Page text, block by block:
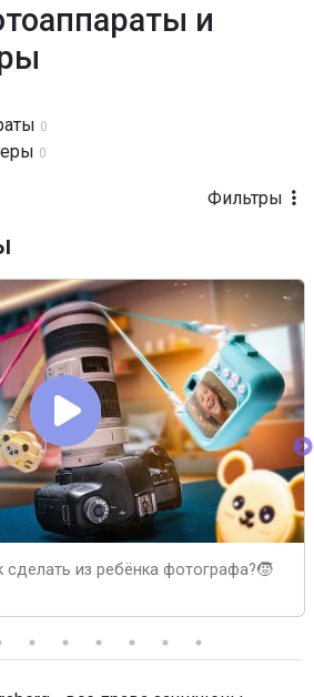
и
0
0
Фильтры
сделать из ребёнка фотографа?🧒